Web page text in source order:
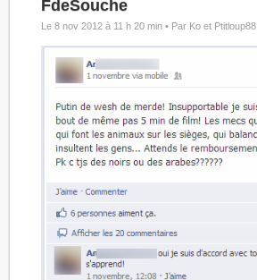
FdeSouche
Le 8 nov 2012 à 11 h 20 min • Par Ko et Ptitloup88